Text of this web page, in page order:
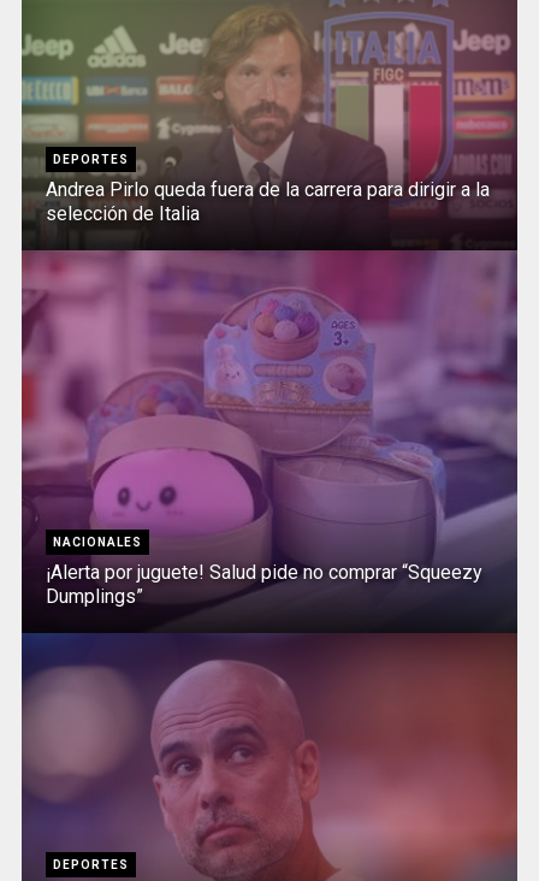
DEPORTES
Andrea Pirlo queda fuera de la carrera para dirigir a la
selección de Italia
NACIONALES
¡Alerta por juguete! Salud pide no comprar “Squeezy
Dumplings”
DEPORTES